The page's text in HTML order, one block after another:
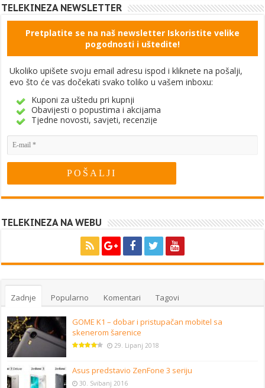
TELEKINEZA NEWSLETTER
Pretplatite se na naš newsletter Iskoristite velike
pogodnosti i uštedite!
Ukoliko upišete svoju email adresu ispod i kliknete na pošalji,
evo što će vas dočekati svako toliko u vašem inboxu:
Kuponi za uštedu pri kupnji
Obavijesti o popustima i akcijama
Tjedne novosti, savjeti, recenzije
TELEKINEZA NA WEBU
Zadnje Popularno Komentari Tagovi
GOME K1 – dobar i pristupačan mobitel sa
skenerom šarenice
29. Lipanj 2018
Asus predstavio ZenFone 3 seriju
30. Svibanj 2016